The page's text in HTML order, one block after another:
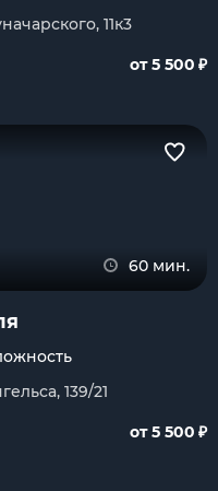
11к3
от 5 500 ₽
60 мин.
139/21
от 5 500 ₽